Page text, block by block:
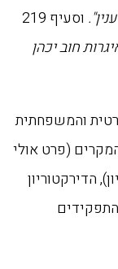
.
וסעיף 219
חוב יכהן
והמשפחתית
(פרט אולי
הדירקטוריון